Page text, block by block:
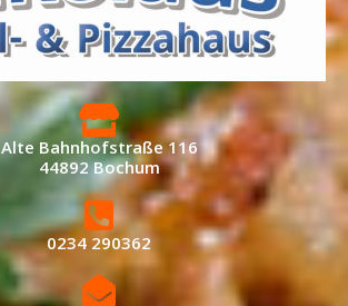
Alte Bahnhofstraße 116
44892 Bochum
0234 290362